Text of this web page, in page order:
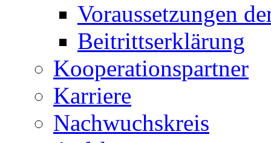
Voraussetzungen
Beitrittserklärung
Kooperationspartner
Karriere
Nachwuchskreis